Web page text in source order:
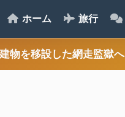
ホーム 旅行
物を移設した網走監獄へ